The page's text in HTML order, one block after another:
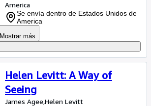
America
Se envía dentro de Estados Unidos de
America
Mostrar más
Helen Levitt: A Way of
Seeing
James Agee,Helen Levitt